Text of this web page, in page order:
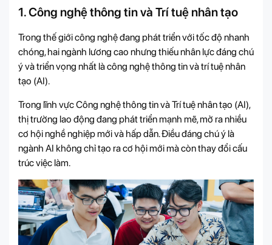
1. Công nghệ thông tin và Trí tuệ nhân tạo
Trong thế giới công nghệ đang phát triển với tốc độ nhanh
chóng, hai ngành lương cao nhưng thiếu nhân lực đáng chú
ý và triển vọng nhất là công nghệ thông tin và trí tuệ nhân
tạo (AI).
Trong lĩnh vực Công nghệ thông tin và Trí tuệ nhân tạo (AI),
thị trường lao động đang phát triển mạnh mẽ, mở ra nhiều
cơ hội nghề nghiệp mới và hấp dẫn. Điều đáng chú ý là
ngành AI không chỉ tạo ra cơ hội mới mà còn thay đổi cấu
trúc việc làm.